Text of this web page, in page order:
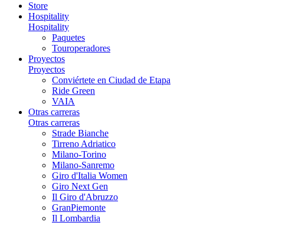
Store
Hospitality
Hospitality
Paquetes
Touroperadores
Proyectos
Proyectos
Conviértete en Ciudad de Etapa
Ride Green
VAIA
Otras carreras
Otras carreras
Strade Bianche
Tirreno Adriatico
Milano-Torino
Milano-Sanremo
Giro d'Italia Women
Giro Next Gen
Il Giro d'Abruzzo
GranPiemonte
Il Lombardia